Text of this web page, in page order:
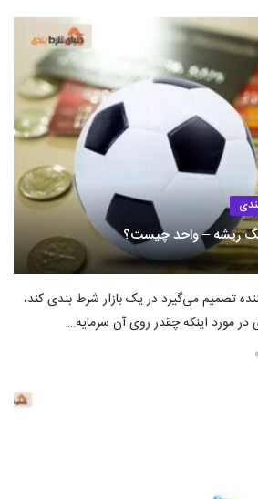
ریشه – واحد چیست؟
تصمیم می‌گیرد در یک بازار شرط بندی کند،
در مورد اینکه چقدر روی آن سرمایه…
۰